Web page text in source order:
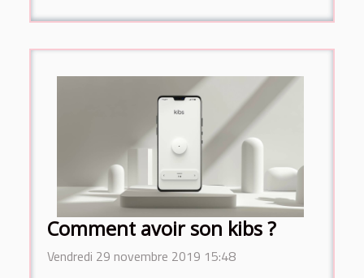
Comment avoir son kibs ?
Vendredi 29 novembre 2019 15:48